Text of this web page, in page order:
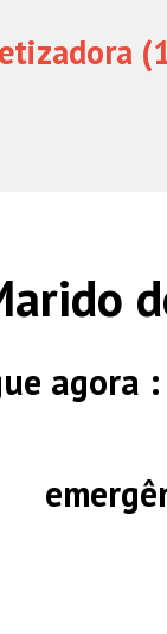
agora